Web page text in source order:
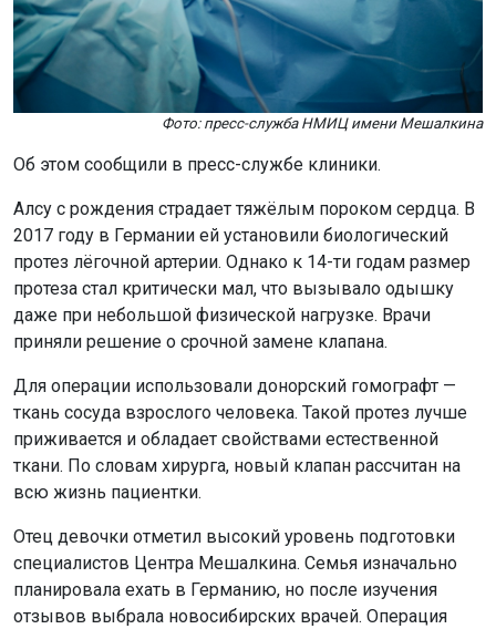
Фото: пресс-служба НМИЦ имени Мешалкина
Об этом сообщили в пресс-службе клиники.
Алсу с рождения страдает тяжёлым пороком сердца. В
2017 году в Германии ей установили биологический
протез лёгочной артерии. Однако к 14-ти годам размер
протеза стал критически мал, что вызывало одышку
даже при небольшой физической нагрузке. Врачи
приняли решение о срочной замене клапана.
Для операции использовали донорский гомографт —
ткань сосуда взрослого человека. Такой протез лучше
приживается и обладает свойствами естественной
ткани. По словам хирурга, новый клапан рассчитан на
всю жизнь пациентки.
Отец девочки отметил высокий уровень подготовки
специалистов Центра Мешалкина. Семья изначально
планировала ехать в Германию, но после изучения
отзывов выбрала новосибирских врачей. Операция